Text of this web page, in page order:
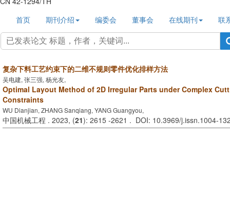
首页
期刊介绍 编委会 董事会 在线期刊 联
复杂下料工艺约束下的二维不规则零件优化排样方法
吴电建, 张三强, 杨光友,
Optimal Layout Method of 2D Irregular Parts under Complex
Constraints
WU Dianjian, ZHANG Sanqiang, YANG Guangyou,
中国机械工程 . 2023, (21): 2615 -2621 . DOI: 10.3969/j.issn.1004-